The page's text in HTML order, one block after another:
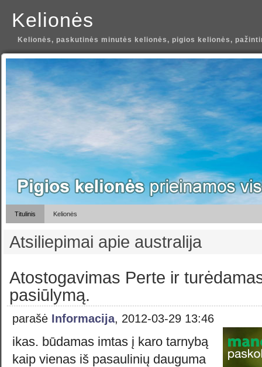
Kelionės
Kelionės, paskutinės minutės kelionės, pigios kelionės,
Titulinis Kelionės
Atsiliepimai apie australija
Atostogavimas Perte ir
pasiūlymą.
parašė Informacija, 2012-03-29 13:46
ikas. būdamas imtas į karo tarnybą
kaip vienas iš pasaulinių dauguma